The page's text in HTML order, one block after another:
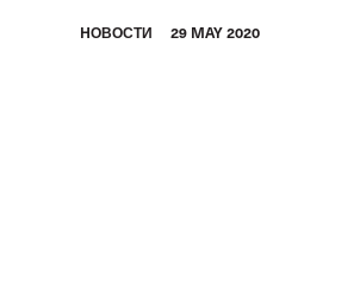
HОВОСТИ 29 MAY 2020